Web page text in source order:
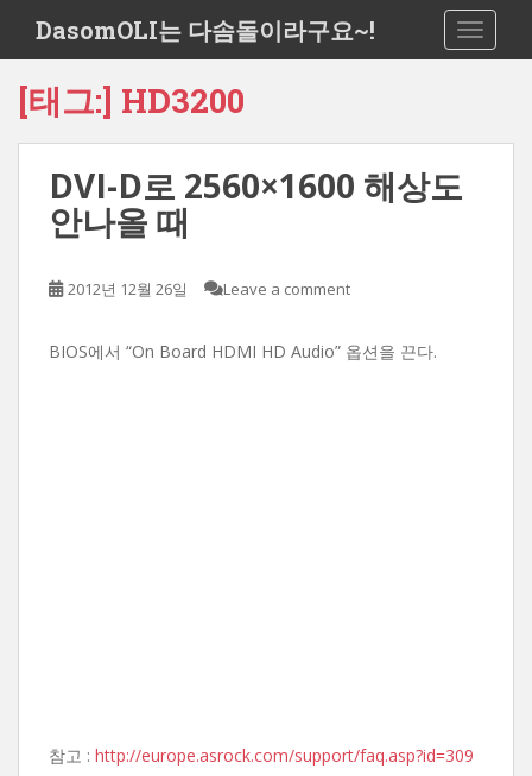
i
DasomOLI는 다솜돌이라구요~!
[태그:] HD3200
DVI-D로 2560×1600 해상도
안나올 때
2012년 12월 26일 Leave a comment
BIOS에서 “On Board HDMI HD Audio” 옵션을 끈다.
참고 : http://europe.asrock.com/support/faq.asp?id=309